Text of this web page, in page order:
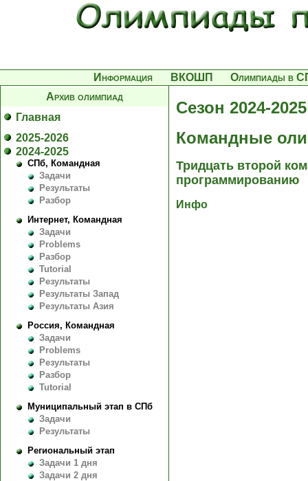
Информация ВКОШП
Олимпиады в
Архив олимпиад
Главная
2025-2026
2024-2025
СПб, Командная
Задачи
Результаты
Разбор
Интернет, Командная
Задачи
Problems
Разбор
Tutorial
Результаты
Результаты Запад
Результаты Азия
Россия, Командная
Задачи
Problems
Результаты
Разбор
Tutorial
Муниципальный этап в СПб
Задачи
Результаты
Региональный этап
Задачи 1 дня
Задачи 2 дня
Сезон 2024-2025
Командные
Тридцать второй
программированию
Инфо